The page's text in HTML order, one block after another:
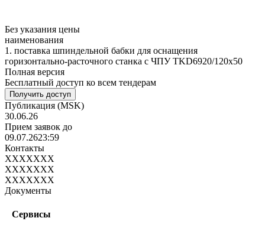
Без указания цены
наименования
1. поставка шпиндельной бабки для оснащения
горизонтально-расточного станка с ЧПУ TKD6920/120x50
Полная версия
Бесплатный доступ ко всем тендерам
Получить доступ
Публикация (MSK)
30.06.26
Прием заявок до
09.07.2623:59
Контакты
XXXXXXX
XXXXXXX
XXXXXXX
Документы
Сервисы